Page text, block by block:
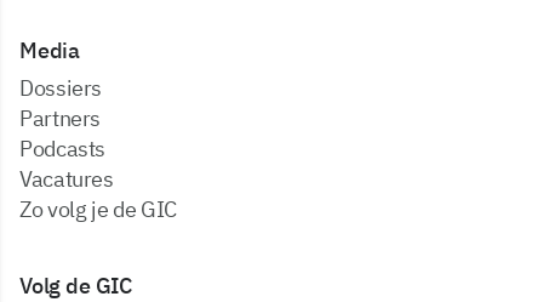
Media
dossiers
partners
podcasts
vacatures
zo volg je de GIC
Volg de GIC